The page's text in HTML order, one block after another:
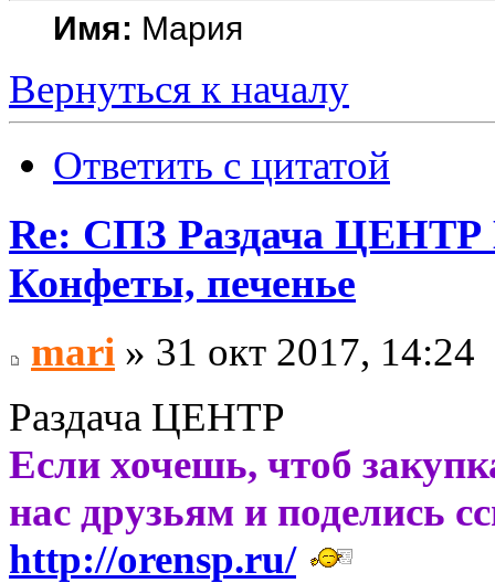
Имя: Мария
Вернуться к началу
Ответить с цитатой
Re: СП3 Раздача
Конфеты, печенье
mari » 31 окт 2017, 14:24
Раздача ЦЕНТР
Если хочешь, чтоб
нас друзьям и поделись
http://orensp.ru/